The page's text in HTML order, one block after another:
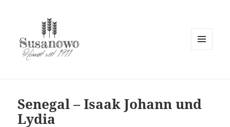
Senegal – Isaak Johann und
Lydia